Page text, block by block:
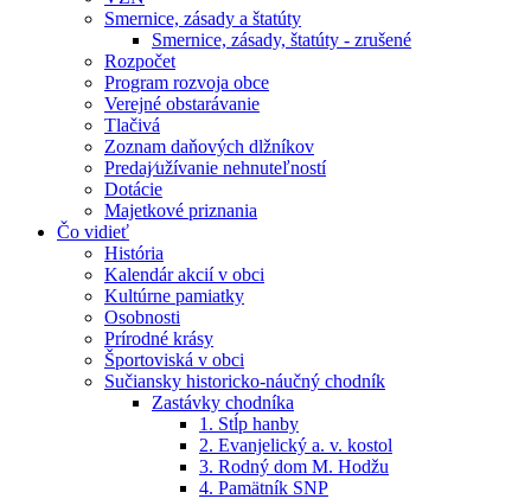
Smernice, zásady a štatúty
Smernice, zásady, štatúty - zrušené
Rozpočet
Program rozvoja obce
Verejné obstarávanie
Tlačivá
Zoznam daňových dlžníkov
Predaj⁄užívanie nehnuteľností
Dotácie
Majetkové priznania
Čo vidieť
História
Kalendár akcií v obci
Kultúrne pamiatky
Osobnosti
Prírodné krásy
Športoviská v obci
Sučiansky historicko-náučný chodník
Zastávky chodníka
1. Stĺp hanby
2. Evanjelický a. v. kostol
3. Rodný dom M. Hodžu
4. Pamätník SNP